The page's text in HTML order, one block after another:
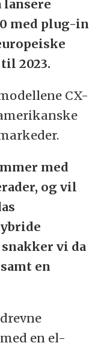
lansere
med plug-in
2023.
CX-
med
og vil
vi da
en
en el-